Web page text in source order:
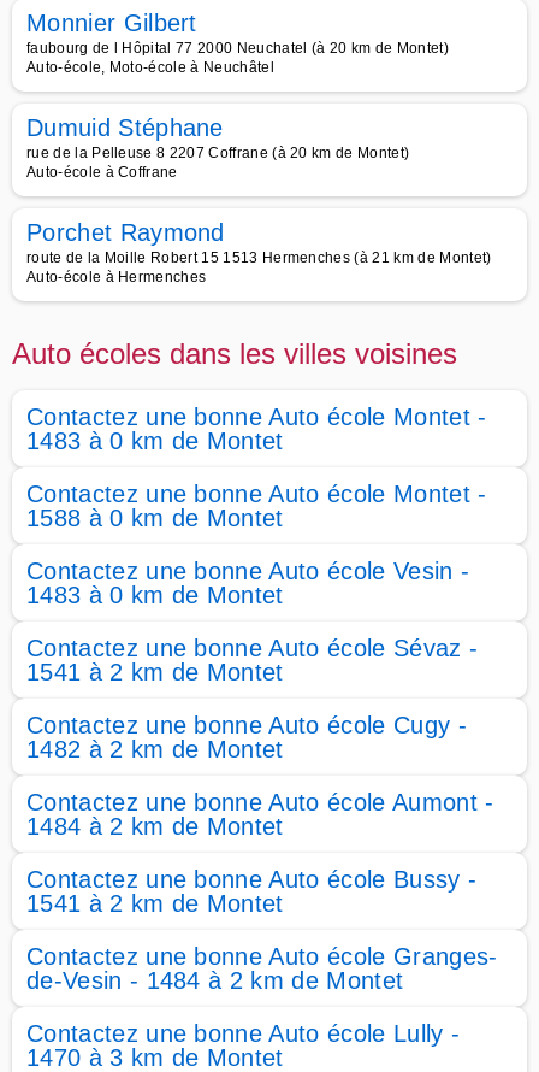
Monnier Gilbert
faubourg de l Hôpital 77 2000 Neuchatel (à 20 km de Montet)
Auto-école, Moto-école à Neuchâtel
Dumuid Stéphane
rue de la Pelleuse 8 2207 Coffrane (à 20 km de Montet)
Auto-école à Coffrane
Porchet Raymond
route de la Moille Robert 15 1513 Hermenches (à 21 km de Montet)
Auto-école à Hermenches
Auto écoles dans les villes voisines
Contactez une bonne Auto école Montet -
1483 à 0 km de Montet
Contactez une bonne Auto école Montet -
1588 à 0 km de Montet
Contactez une bonne Auto école Vesin -
1483 à 0 km de Montet
Contactez une bonne Auto école Sévaz -
1541 à 2 km de Montet
Contactez une bonne Auto école Cugy -
1482 à 2 km de Montet
Contactez une bonne Auto école Aumont -
1484 à 2 km de Montet
Contactez une bonne Auto école Bussy -
1541 à 2 km de Montet
Contactez une bonne Auto école Granges-
de-Vesin - 1484 à 2 km de Montet
Contactez une bonne Auto école Lully -
1470 à 3 km de Montet